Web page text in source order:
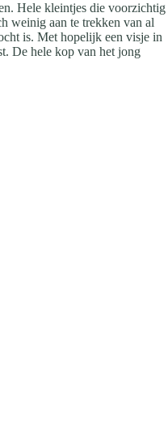
Hele kleintjes die voorzichtig
weinig aan te trekken van al
is. Met hopelijk een visje in
De hele kop van het jong